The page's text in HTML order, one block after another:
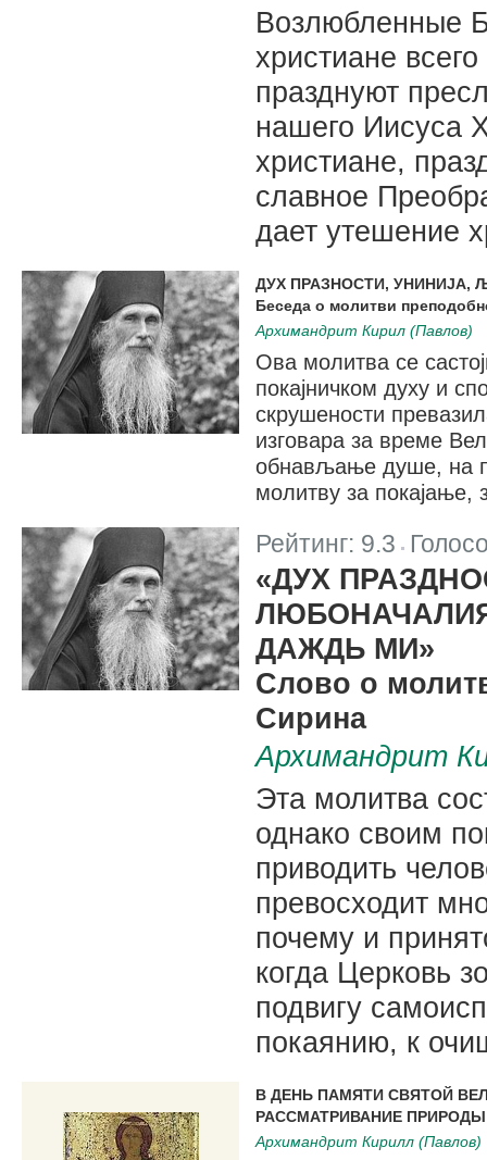
Возлюбленные
христиане
празднуют
нашего Иисуса
христиане,
славное
дает утешение
ДУХ ПРАЗНОСТИ, УНИНИЈА,
Беседа о молитви
Архимандрит Кирил (Павлов)
Ова молитва се
покајничком духу и
скрушености
изговара за време
обнављање душе, на
молитву за покајање,
Рейтинг: 9.3
«ДУХ
ДАЖДЬ МИ»
Слово о
Сирина
Архимандрит
Эта молитва
однако своим
приводить
превосходит
почему и
когда Церковь
подвигу
покаянию, к
В ДЕНЬ ПАМЯТИ СВЯТОЙ
РАССМАТРИВАНИЕ ПРИРОДЫ
Архимандрит Кирилл (Павлов)